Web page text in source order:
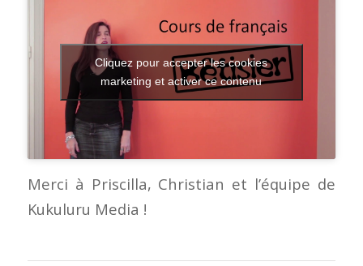
Cliquez pour accepter les cookies
marketing et activer ce contenu
Merci à Priscilla, Christian et l’équipe de
Kukuluru Media !